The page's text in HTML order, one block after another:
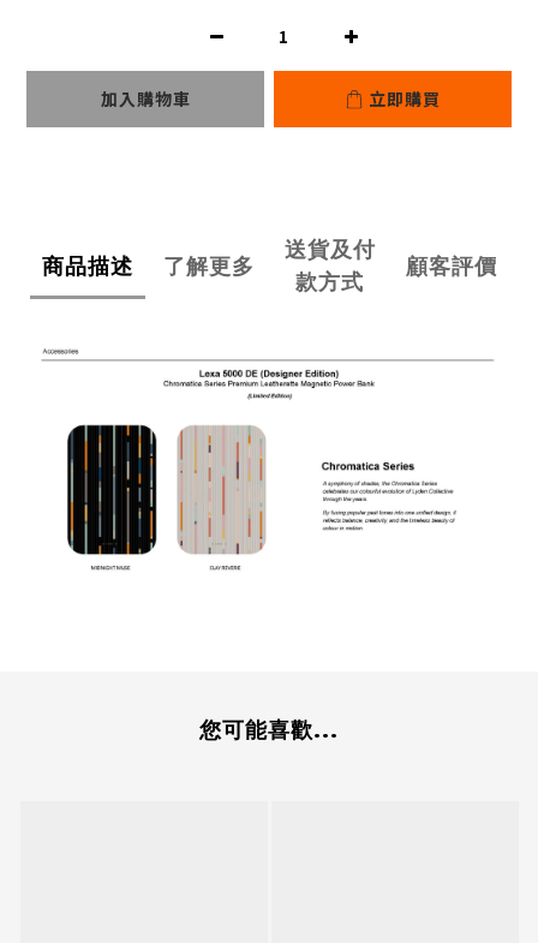
加入購物車 立即購買
商品描述 了解更多
送貨及付
款方式
顧客評價
您可能喜歡...